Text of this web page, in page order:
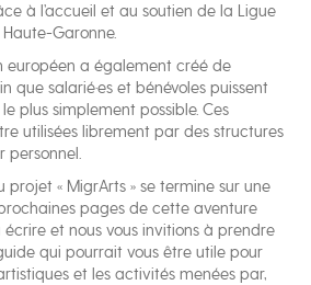
à l’accueil et au soutien de la Ligue
Garonne.
européen a également créé de
que salarié·es et bénévoles puissent
plus simplement possible. Ces
utilisées librement par des structures
personnel.
« MigrArts » se termine sur une
pages de cette aventure
et nous vous invitions à prendre
qui pourrait vous être utile pour
et les activités menées par,